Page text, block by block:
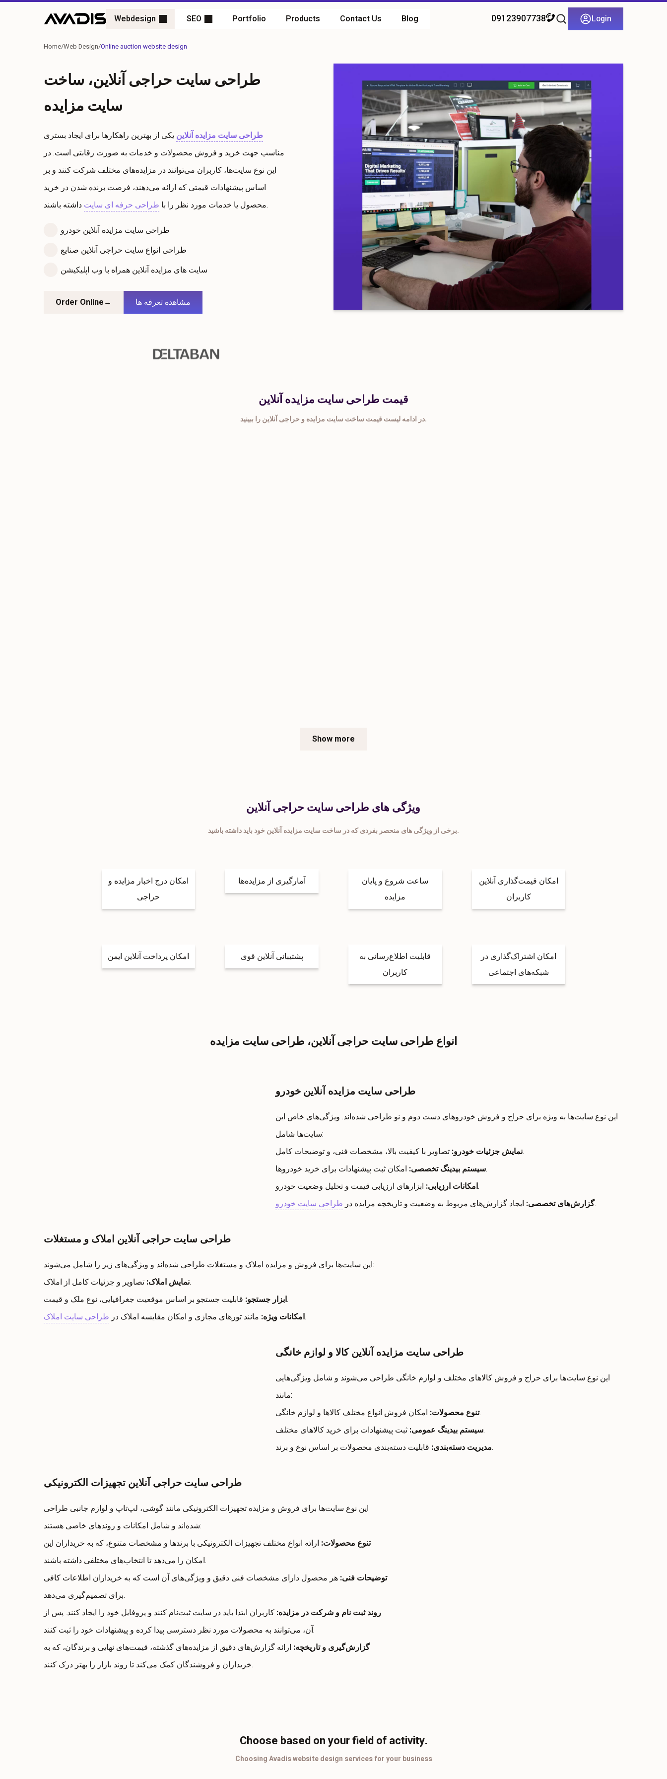
Webdesign SEO Portfolio Products Contact Us Blog 09123907738 Login
Home/Web Design/Online auction website design
طراحی سایت حراجی آنلاین، ساخت
سایت مزایده
طراحی سایت مزایده آنلاین یکی از بهترین راهکارها برای ایجاد بستری
مناسب جهت خرید و فروش محصولات و خدمات به صورت رقابتی است. در
این نوع سایت‌ها، کاربران می‌توانند در مزایده‌های مختلف شرکت کنند و بر
اساس پیشنهادات قیمتی که ارائه می‌دهند، فرصت برنده شدن در خرید
محصول یا خدمات مورد نظر را با طراحی حرفه ای سایت داشته باشند.
طراحی سایت مزایده آنلاین خودرو
طراحی انواع سایت حراجی آنلاین صنایع
سایت های مزایده آنلاین همراه با وب اپلیکیشن
Order Online← مشاهده تعرفه ها
قیمت طراحی سایت مزایده آنلاین
در ادامه لیست قیمت ساخت سایت مزایده و حراجی آنلاین را ببینید.
Show more
ویژگی های طراحی سایت حراجی آنلاین
برخی از ویژگی های منحصر بفردی که در ساخت سایت مزایده آنلاین خود باید داشته باشید.
امکان درج اخبار مزایده و
حراجی
آمارگیری از مزایده‌ها
ساعت شروع و پایان
مزایده
امکان قیمت‌گذاری آنلاین
کاربران
امکان پرداخت آنلاین ایمن پشتیبانی آنلاین قوی
قابلیت اطلاع‌رسانی به
کاربران
امکان اشتراک‌گذاری در
شبکه‌های اجتماعی
انواع طراحی سایت حراجی آنلاین، طراحی سایت مزایده
طراحی سایت مزایده آنلاین خودرو
این نوع سایت‌ها به ویژه برای حراج و فروش خودروهای دست دوم و نو طراحی شده‌اند. ویژگی‌های خاص این
سایت‌ها شامل:
نمایش جزئیات خودرو:
تصاویر با کیفیت بالا، مشخصات فنی، و توضیحات کامل.
سیستم بیدینگ تخصصی:
امکان ثبت پیشنهادات برای خرید خودروها.
امکانات ارزیابی:
ابزارهای ارزیابی قیمت و تحلیل وضعیت خودرو.
گزارش‌های تخصصی: ایجاد گزارش‌های مربوط به وضعیت و تاریخچه مزایده در طراحی سایت خودرو .
طراحی سایت حراجی آنلاین املاک و مستغلات
این سایت‌ها برای فروش و مزایده املاک و مستغلات طراحی شده‌اند و ویژگی‌های زیر را شامل می‌شوند:
نمایش املاک:
تصاویر و جزئیات کامل از املاک.
ابزار جستجو:
قابلیت جستجو بر اساس موقعیت جغرافیایی، نوع ملک و قیمت.
امکانات ویژه: مانند تورهای مجازی و امکان مقایسه املاک در طراحی سایت املاک .
طراحی سایت مزایده آنلاین کالا و لوازم خانگی
این نوع سایت‌ها برای حراج و فروش کالاهای مختلف و لوازم خانگی طراحی می‌شوند و شامل ویژگی‌هایی
مانند:
تنوع محصولات:
امکان فروش انواع مختلف کالاها و لوازم خانگی.
سیستم بیدینگ عمومی:
ثبت پیشنهادات برای خرید کالاهای مختلف.
مدیریت دسته‌بندی: قابلیت دسته‌بندی محصولات بر اساس نوع و برند.
طراحی سایت حراجی آنلاین تجهیزات الکترونیکی
این نوع سایت‌ها برای فروش و مزایده تجهیزات الکترونیکی مانند گوشی، لپ‌تاپ و لوازم جانبی طراحی
شده‌اند و شامل امکانات و روندهای خاصی هستند:
تنوع محصولات: ارائه انواع مختلف تجهیزات الکترونیکی با برندها و مشخصات متنوع، که به خریداران این
امکان را می‌دهد تا انتخاب‌های مختلفی داشته باشند.
توضیحات فنی: هر محصول دارای مشخصات فنی دقیق و ویژگی‌های آن است که به خریداران اطلاعات کافی
برای تصمیم‌گیری می‌دهد.
روند ثبت نام و شرکت در مزایده: کاربران ابتدا باید در سایت ثبت‌نام کنند و پروفایل خود را ایجاد کنند. پس از
آن، می‌توانند به محصولات مورد نظر دسترسی پیدا کرده و پیشنهادات خود را ثبت کنند.
گزارش‌گیری و تاریخچه: ارائه گزارش‌های دقیق از مزایده‌های گذشته، قیمت‌های نهایی و برندگان، که به
خریداران و فروشندگان کمک می‌کند تا روند بازار را بهتر درک کنند.
Choose based on your field of activity.
Choosing Avadis website design services for your business